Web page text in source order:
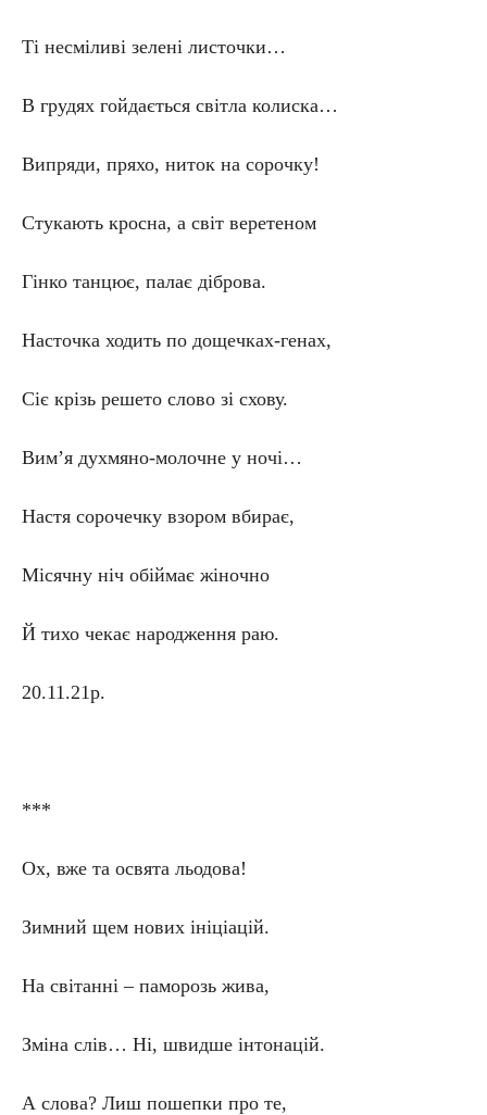
Ті несміливі зелені листочки…
В грудях гойдається світла колиска…
Випряди, пряхо, ниток на сорочку!
Стукають кросна, а світ веретеном
Гінко танцює, палає діброва.
Насточка ходить по дощечках-генах,
Сіє крізь решето слово зі схову.
Вим’я духмяно-молочне у ночі…
Настя сорочечку взором вбирає,
Місячну ніч обіймає жіночно
Й тихо чекає народження раю.
20.11.21р.
***
Ох, вже та освята льодова!
Зимний щем нових ініціацій.
На світанні – паморозь жива,
Зміна слів… Ні, швидше інтонацій.
А слова? Лиш пошепки про те,